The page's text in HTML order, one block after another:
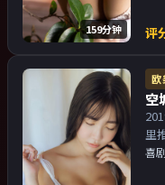
159分钟 评
欧
空
里
观
喜剧